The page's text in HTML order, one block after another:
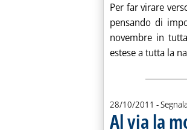
Per far virare
pensando di
novembre in
estese a tutta la
28/10/2011 -
Al via la